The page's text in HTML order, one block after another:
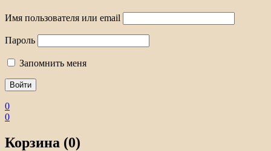
Имя пользователя или email
Пароль
Запомнить меня
0
0
Корзина (0)